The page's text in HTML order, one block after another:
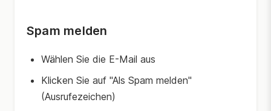
Spam melden
Wählen Sie die E-Mail aus
Klicken Sie auf "Als Spam melden"
(Ausrufezeichen)